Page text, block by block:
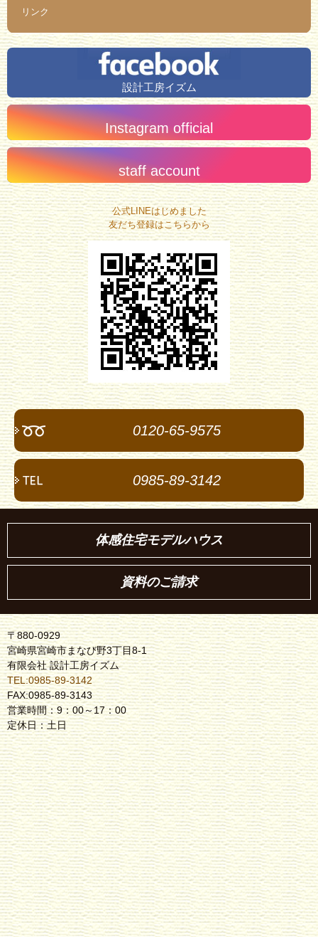
リンク
設計工房イズム
Instagram official
staff account
公式LINEはじめました
友だち登録はこちらから
0120-65-9575
0985-89-3142
体感住宅モデルハウス
資料のご請求
〒880-0929
宮崎県宮崎市まなび野3丁目8-1
有限会社 設計工房イズム
TEL:0985-89-3142
FAX:0985-89-3143
営業時間：9：00～17：00
定休日：土日